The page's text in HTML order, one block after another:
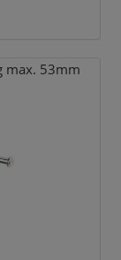
max. 53mm